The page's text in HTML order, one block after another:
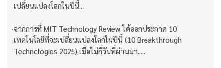
เปลี่ยนแปลงโลกในปีนี้...
จากการที่ MIT Technology Review ได้ออกประกาศ 10
เทคโนโลยีที่จะเปลี่ยนแปลงโลกในปีนี้ (10 Breakthrough
Technologies 2025) เมื่อไม่กี่วันที่ผ่านมา.....